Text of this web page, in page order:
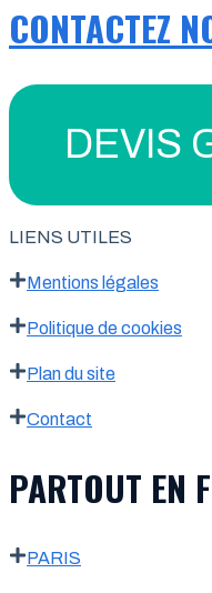
CONTACTEZ
DEVIS
LIENS UTILES
Mentions légales
Politique de cookies
Plan du site
Contact
PARTOUT EN
PARIS